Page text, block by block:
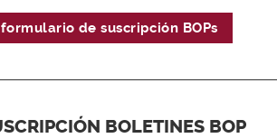
de suscripción BOPs
BOLETINES BOP